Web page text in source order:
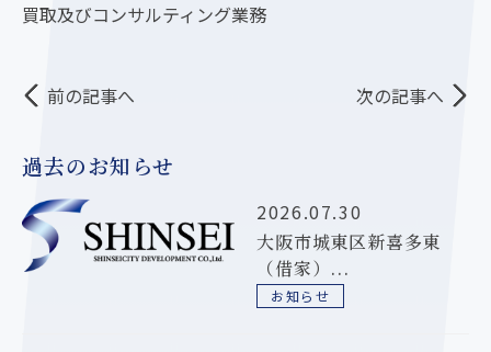
買取及びコンサルティング業務
前の記事へ 次の記事へ
過去のお知らせ
2026.07.30
大阪市城東区新喜多東
（借家）...
お知らせ